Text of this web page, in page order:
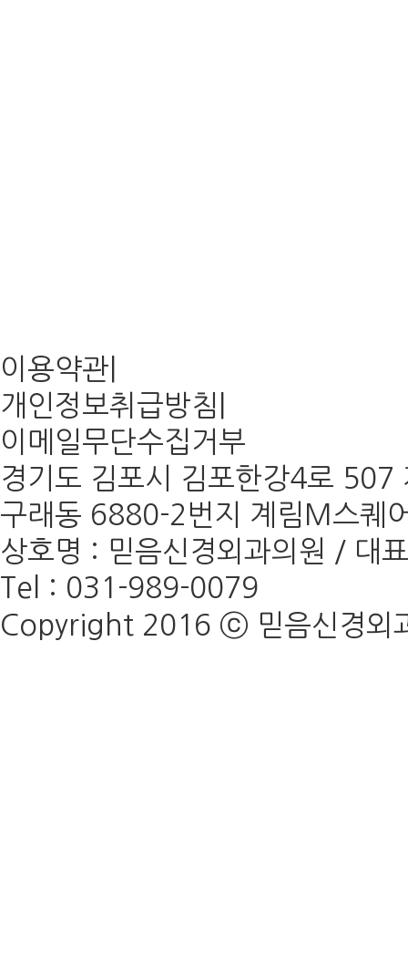
이용약관
개인정보취급방침
이메일무단수집거부
경기도 김포시 김포한강4로
구래동 6880-2번지 계림M스퀘
상호명 : 믿음신경외과의원 /
Tel : 031-989-0079
Copyright 2016 ⓒ 믿음신경외